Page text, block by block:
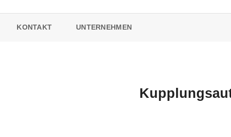
KONTAKT UNTERNEHMEN